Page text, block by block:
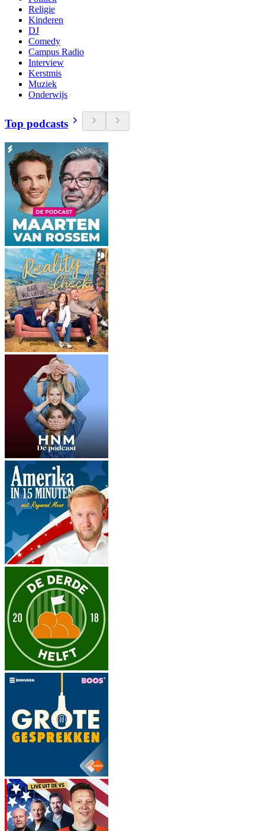
Religie
Kinderen
DJ
Comedy
Campus Radio
Interview
Kerstmis
Muziek
Onderwijs
Top podcasts